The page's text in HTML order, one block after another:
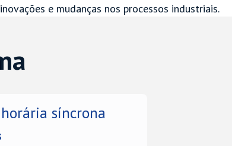
inovações e mudanças nos processos industriais.
síncrona